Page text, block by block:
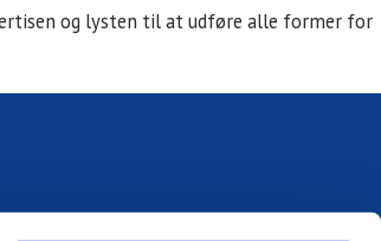
og lysten til at udføre alle former for